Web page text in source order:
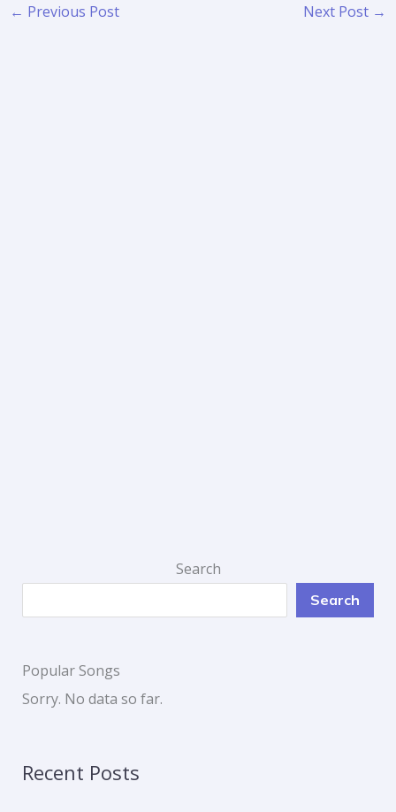
← Previous Post Next Post →
Search
Search
Popular Songs
Sorry. No data so far.
Recent Posts